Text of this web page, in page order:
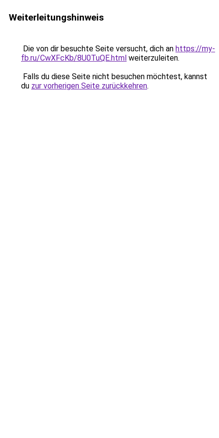
Weiterleitungshinweis
Die von dir besuchte Seite versucht, dich an https://my-
fb.ru/CwXFcKb/8U0TuQE.html weiterzuleiten.
Falls du diese Seite nicht besuchen möchtest, kannst
du zur vorherigen Seite zurückkehren.